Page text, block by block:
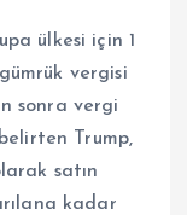
ülkesi için 1
vergisi
sonra vergi
belirten Trump,
satın
kadar